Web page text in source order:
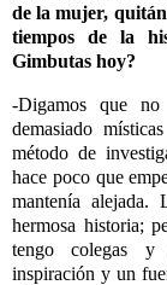
de la mujer,
tiempos de la
Gimbutas hoy?
-Digamos que
demasiado
método de
hace poco que
mantenía alejada.
hermosa historia;
tengo colegas y
inspiración y un